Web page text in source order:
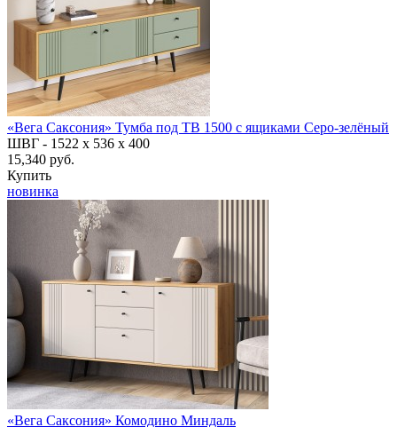
«Вега Саксония» Тумба под ТВ 1500 с ящиками Серо-зелёный
ШВГ - 1522 х 536 х 400
15,340 руб.
Купить
новинка
«Вега Саксония» Комодино Миндаль